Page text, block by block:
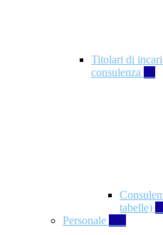
Titolari di
consulenza 57
tabelle)
Personale 660